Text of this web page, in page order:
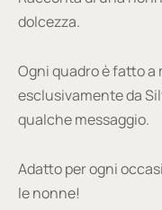
dolcezza.
Ogni quadro è fatto
esclusivamente da
qualche messaggio.
Adatto per ogni
le nonne!